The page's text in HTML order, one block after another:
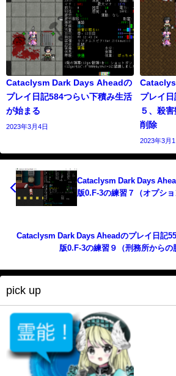
Cataclysm Dark Days Aheadの
プレイ日記584つらい下積み生活
が始まる
2023年3月4日
プレイ
５、殺
削除
2023年3月1
Cataclysm Dark Days
版0.F-3の練習７（オプショ
Cataclysm Dark Days Aheadのプレイ日記
版0.F-3の練習９（刑務所からの
pick up